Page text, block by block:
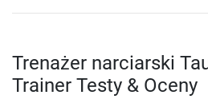
Trenażer narciarski
Trainer Testy & Oceny